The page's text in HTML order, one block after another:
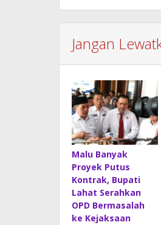
Jangan
Malu Banyak
Proyek Putus
Kontrak, Bupati
Lahat Serahkan
OPD Bermasalah
ke Kejaksaan